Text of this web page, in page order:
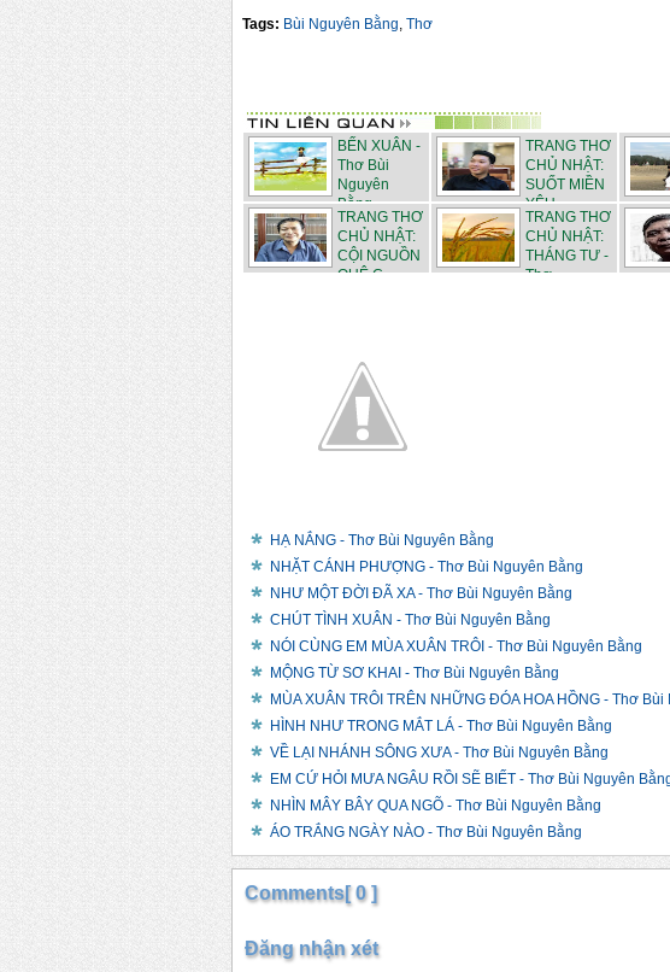
Tags: Bùi Nguyên Bằng, Thơ
BẾN XUÂN -
Thơ Bùi
Nguyên
Bằng
TRANG THƠ
CHỦ NHẬT:
SUỐT MIỀN
YÊU -...
TRANG THƠ
CHỦ NHẬT:
CỘI NGUỒN
QUÊ C...
TRANG THƠ
CHỦ NHẬT:
THÁNG TƯ -
Thơ ...
HẠ NẮNG - Thơ Bùi Nguyên Bằng
NHẶT CÁNH PHƯỢNG - Thơ Bùi Nguyên Bằng
NHƯ MỘT ĐỜI ĐÃ XA - Thơ Bùi Nguyên Bằng
CHÚT TÌNH XUÂN - Thơ Bùi Nguyên Bằng
NÓI CÙNG EM MÙA XUÂN TRÔI - Thơ Bùi Nguyên Bằng
MỘNG TỪ SƠ KHAI - Thơ Bùi Nguyên Bằng
MÙA XUÂN TRÔI TRÊN NHỮNG ĐÓA HOA HỒNG - Thơ Bùi
HÌNH NHƯ TRONG MẮT LÁ - Thơ Bùi Nguyên Bằng
VỀ LẠI NHÁNH SÔNG XƯA - Thơ Bùi Nguyên Bằng
EM CỨ HỎI MƯA NGÂU RỒI SẼ BIẾT - Thơ Bùi Nguyên
NHÌN MÂY BÂY QUA NGÕ - Thơ Bùi Nguyên Bằng
ÁO TRẮNG NGÀY NÀO - Thơ Bùi Nguyên Bằng
Comments[ 0 ]
Đăng nhận xét